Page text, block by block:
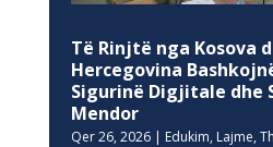
Të Rinjtë nga Kosova
Hercegovina
Sigurinë Digjitale dhe
Mendor
Qer 26, 2026| Edukim, Lajme,